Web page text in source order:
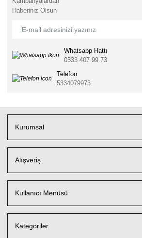
Haberiniz Olsun
Whatsapp Hattı
0533 407 99 73
Telefon
5334079973
Kurumsal
Alışveriş
Kullanıcı Menüsü
Kategoriler